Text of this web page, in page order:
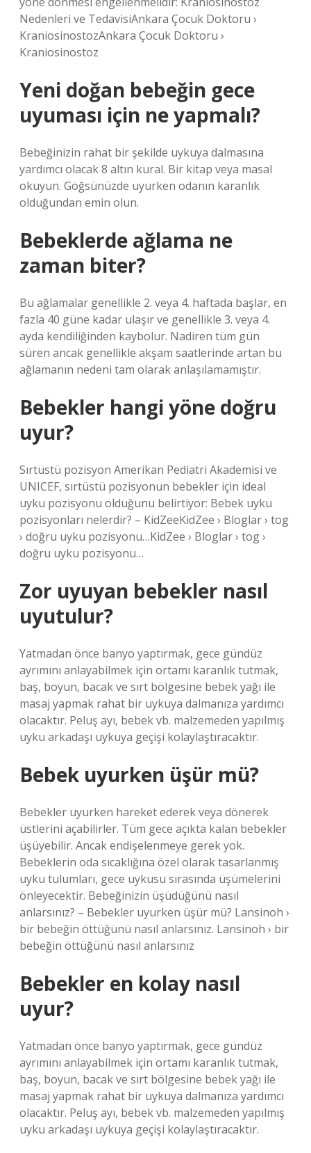
Nedenleri ve TedavisiAnkara Çocuk Doktoru ›
KraniosinostozAnkara Çocuk Doktoru ›
Kraniosinostoz
Yeni doğan bebeğin gece
uyuması için ne yapmalı?
Bebeğinizin rahat bir şekilde uykuya dalmasına
yardımcı olacak 8 altın kural. Bir kitap veya masal
okuyun. Göğsünüzde uyurken odanın karanlık
olduğundan emin olun.
Bebeklerde ağlama ne
zaman biter?
Bu ağlamalar genellikle 2. veya 4. haftada başlar, en
fazla 40 güne kadar ulaşır ve genellikle 3. veya 4.
ayda kendiliğinden kaybolur. Nadiren tüm gün
süren ancak genellikle akşam saatlerinde artan bu
ağlamanın nedeni tam olarak anlaşılamamıştır.
Bebekler hangi yöne doğru
uyur?
Sırtüstü pozisyon Amerikan Pediatri Akademisi ve
UNICEF, sırtüstü pozisyonun bebekler için ideal
uyku pozisyonu olduğunu belirtiyor: Bebek uyku
pozisyonları nelerdir? – KidZeeKidZee › Bloglar › tog
› doğru uyku pozisyonu…KidZee › Bloglar › tog ›
doğru uyku pozisyonu…
Zor uyuyan bebekler nasıl
uyutulur?
Yatmadan önce banyo yaptırmak, gece gündüz
ayrımını anlayabilmek için ortamı karanlık tutmak,
baş, boyun, bacak ve sırt bölgesine bebek yağı ile
masaj yapmak rahat bir uykuya dalmanıza yardımcı
olacaktır. Peluş ayı, bebek vb. malzemeden yapılmış
uyku arkadaşı uykuya geçişi kolaylaştıracaktır.
Bebek uyurken üşür mü?
Bebekler uyurken hareket ederek veya dönerek
üstlerini açabilirler. Tüm gece açıkta kalan bebekler
üşüyebilir. Ancak endişelenmeye gerek yok.
Bebeklerin oda sıcaklığına özel olarak tasarlanmış
uyku tulumları, gece uykusu sırasında üşümelerini
önleyecektir. Bebeğinizin üşüdüğünü nasıl
anlarsınız? – Bebekler uyurken üşür mü? Lansinoh ›
bir bebeğin öttüğünü nasıl anlarsınız. Lansinoh › bir
bebeğin öttüğünü nasıl anlarsınız
Bebekler en kolay nasıl
uyur?
Yatmadan önce banyo yaptırmak, gece gündüz
ayrımını anlayabilmek için ortamı karanlık tutmak,
baş, boyun, bacak ve sırt bölgesine bebek yağı ile
masaj yapmak rahat bir uykuya dalmanıza yardımcı
olacaktır. Peluş ayı, bebek vb. malzemeden yapılmış
uyku arkadaşı uykuya geçişi kolaylaştıracaktır.